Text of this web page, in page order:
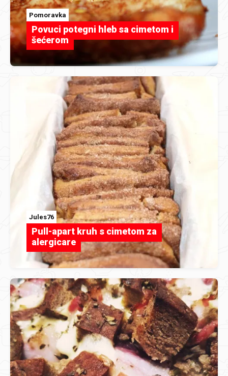
Pomoravka
Povuci potegni hleb sa cimetom i
šećerom
Jules76
Pull-apart kruh s cimetom za
alergicare